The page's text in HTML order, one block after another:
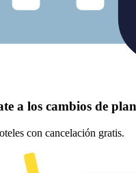
a los cambios de
con cancelación gratis.